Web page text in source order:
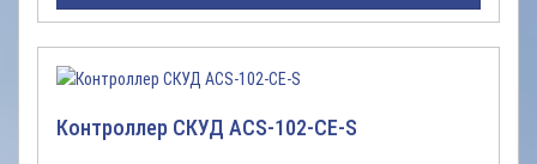
Контроллер СКУД ACS-102-CE-S